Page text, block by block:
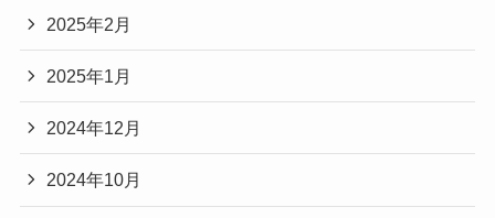
2025年2月
2025年1月
2024年12月
2024年10月